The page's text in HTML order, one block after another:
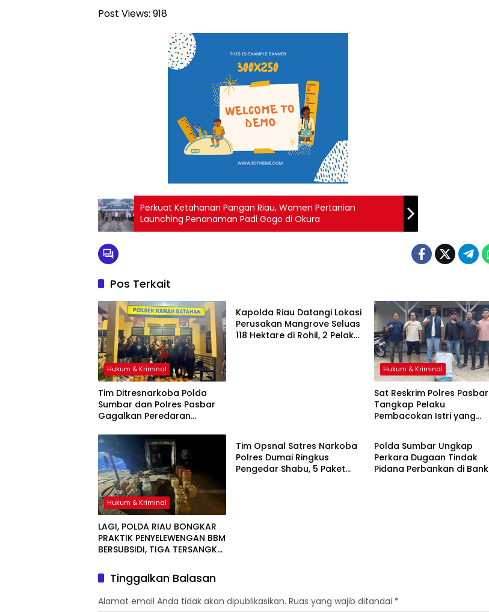
Post Views: 918
Perkuat Ketahanan Pangan Riau, Wamen Pertanian
Launching Penanaman Padi Gogo di Okura
Pos Terkait
Hukum & Kriminal
Tim Ditresnarkoba Polda
Sumbar dan Polres Pasbar
Gagalkan Peredaran
Kering Siap Edar Disita
Kapolda Riau Datangi Lokasi
Perusakan Mangrove Seluas
118 Hektare di Rohil, 2 Pelaku
Hukum & Kriminal
Sat Reskrim Polres Pasbar
Tangkap Pelaku
Pembacokan Istri yang
Hukum & Kriminal
LAGI, POLDA RIAU BONGKAR
PRAKTIK PENYELEWENGAN BBM
BERSUBSIDI, TIGA TERSANGKA
DIAMANKAN
Tim Opsnal Satres Narkoba
Polres Dumai Ringkus
Pengedar Shabu, 5 Paket
Hukum & Kriminal
Polda Sumbar Ungkap
Perkara Dugaan Tindak
Pidana Perbankan di Bank
Tinggalkan Balasan
Alamat email Anda tidak akan dipublikasikan. Ruas yang wajib ditandai *